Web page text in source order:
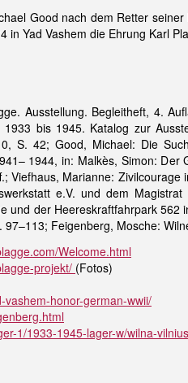
Good nach dem Retter
Yad Vashem die Ehrung Karl
Ausstellung. Begleitheft, 4.
bis 1945. Katalog zur
S. 42; Good, Michael: Die
1944, in: Malkès, Simon:
Viefhaus, Marianne:
e.V. und dem
und der Heereskraftfahrpark
Feigenberg, Mosche:
Welcome.html
projekt/ (Fotos)
vashem-honor-german-wwii/
1/1933-1945-lager-w/wilna-